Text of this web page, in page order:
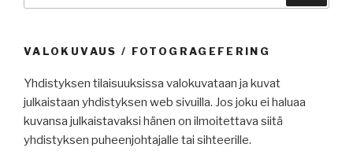
VALOKUVAUS / FOTOGRAGEFERING
Yhdistyksen tilaisuuksissa valokuvataan ja kuvat
julkaistaan yhdistyksen web sivuilla. Jos joku ei haluaa
kuvansa julkaistavaksi hänen on ilmoitettava siitä
yhdistyksen puheenjohtajalle tai sihteerille.